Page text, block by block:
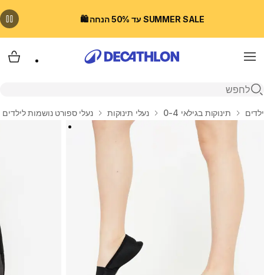
SUMMER SALE עד 50% הנחה 🛍️
Menu
פתיחת חיפוש
בית
ילדים תינוקות בגילאי 0-4 נעלי תינוקות נעלי ספורט נושמות